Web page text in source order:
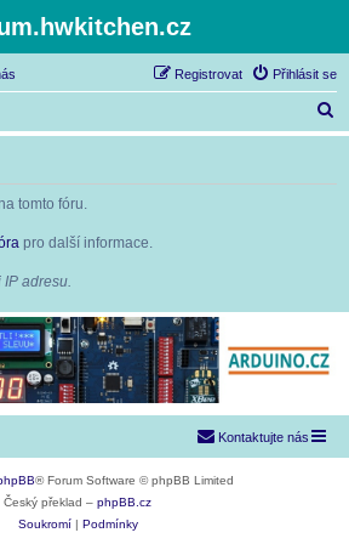
Přihlásit se
Registrovat
l
tomto fóru.
pro další informace.
IP adresu.
Kontaktujte nás
® Forum Software © phpBB Limited
Český překlad – phpBB.cz
Soukromí
Podmínky